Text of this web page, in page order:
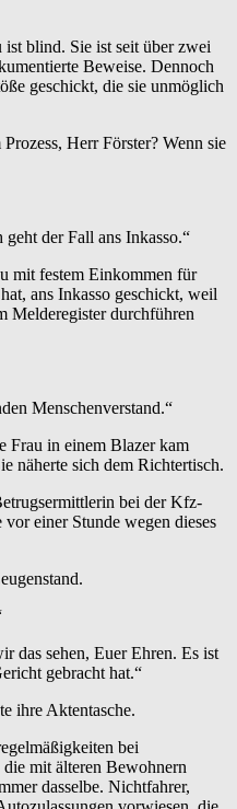
ist blind. Sie ist seit über zwei
Beweise. Dennoch
geschickt, die sie unmöglich
Herr Förster? Wenn sie
der Fall ans Inkasso.“
mit festem Einkommen für
ans Inkasso geschickt, weil
Melderegister durchführen
Menschenverstand.“
Frau in einem Blazer kam
näherte sich dem Richtertisch.
bei der Kfz-
einer Stunde wegen dieses
das sehen, Euer Ehren. Es ist
gebracht hat.“
ihre Aktentasche.
bei
mit älteren Bewohnern
dasselbe. Nichtfahrer,